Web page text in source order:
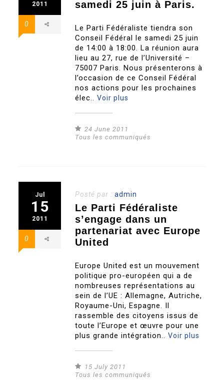
2011
0
samedi 25 juin à Paris.
Le Parti Fédéraliste tiendra son
Conseil Fédéral le samedi 25 juin
de 14:00 à 18:00. La réunion aura
lieu au 27, rue de l’Université –
75007 Paris. Nous présenterons à
l’occasion de ce Conseil Fédéral
nos actions pour les prochaines
élec..Voir plus
24 June 2011
Tous les communiqués
Jul
15
2011
0
Posté par :admin
Le Parti Fédéraliste
s’engage dans un
partenariat avec Europe
United
Europe United est un mouvement
politique pro-européen qui a de
nombreuses représentations au
sein de l’UE : Allemagne, Autriche,
Royaume-Uni, Espagne. Il
rassemble des citoyens issus de
toute l’Europe et œuvre pour une
plus grande intégration..Voir plus
15 July 2011
Tous les communiqués